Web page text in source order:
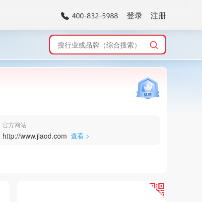
登录 注册
官方网站
http://www.jlaod.com 查看 >